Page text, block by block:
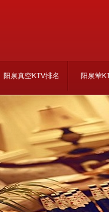
阳泉真空KTV排名 阳泉荤